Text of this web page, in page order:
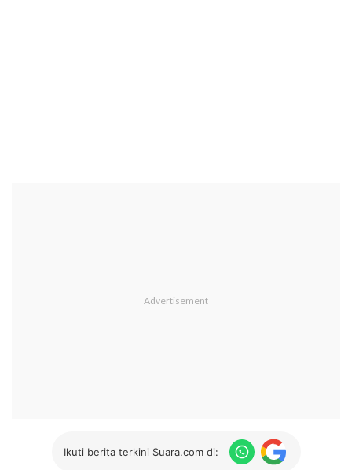
Ikuti berita terkini Suara.com di: